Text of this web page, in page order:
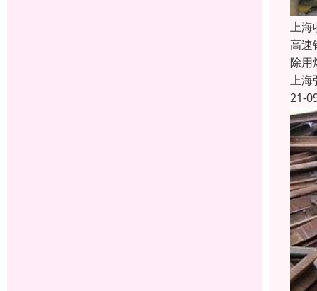
上海
高速
除用
上海
21-